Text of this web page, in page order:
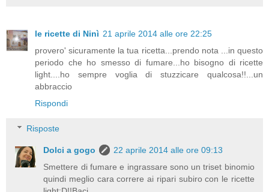
le ricette di Ninì 21 aprile 2014 alle ore 22:25
provero' sicuramente la tua ricetta...prendo nota ...in questo
periodo che ho smesso di fumare...ho bisogno di ricette
light....ho sempre voglia di stuzzicare qualcosa!!...un
abbraccio
Rispondi
Risposte
Dolci a gogo
22 aprile 2014 alle ore 09:13
Smettere di fumare e ingrassare sono un triset binomio
quindi meglio cara correre ai ripari subiro con le ricette